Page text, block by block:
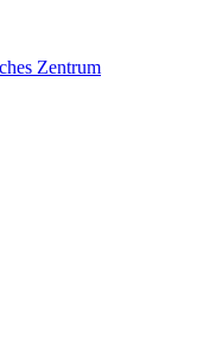
Zentrum